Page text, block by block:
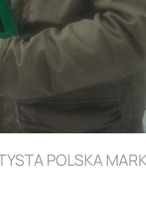
POLSKA